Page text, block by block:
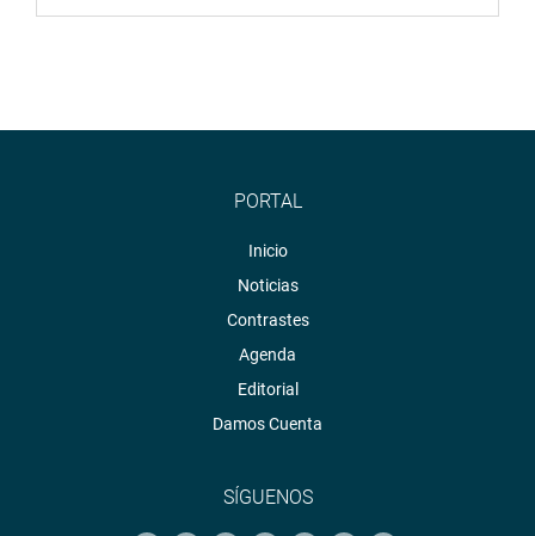
PORTAL
Inicio
Noticias
Contrastes
Agenda
Editorial
Damos Cuenta
SÍGUENOS